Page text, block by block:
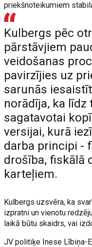
priekšnoteikumiem
Kulbergs pēc
pārstāvjiem
veidošanas
pavirzījies uz
sarunās
norādīja, ka
sagatavotai
versijai, kurā
darba principi -
drošība, fiskālā
karteļiem.
Kulbergs uzsvēra, ka
izpratni un vienotu
laikā būtu skaidrs, vai
JV politiķe Inese Lībiņa-